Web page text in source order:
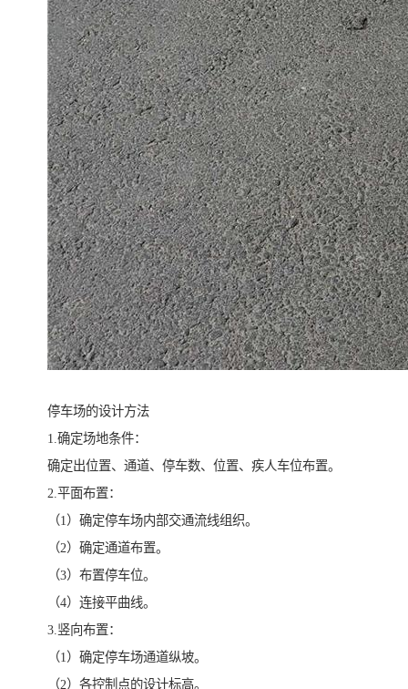
停车场的设计方法
1.确定场地条件：
确定出位置、通道、停车数、位置、疾人车位布置。
2.平面布置：
（1）确定停车场内部交通流线组织。
（2）确定通道布置。
（3）布置停车位。
（4）连接平曲线。
3.竖向布置：
（1）确定停车场通道纵坡。
（2）各控制点的设计标高。